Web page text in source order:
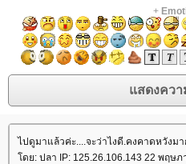
+
ไปดูมาแล้วค่ะ....จะว่าไงดี.คงคาดหวังม
ดย: ปลา IP: 125.26.106.143 22 พฤษภ